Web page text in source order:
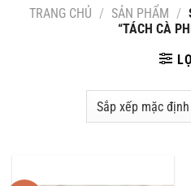
TRANG CHỦ / SẢN PHẨM /
“TÁCH CÀ